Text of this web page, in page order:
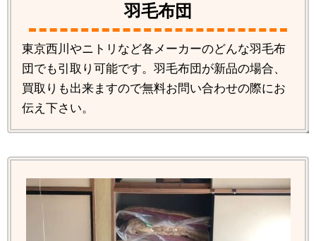
羽毛布団
東京西川やニトリなど各メーカーのどんな羽毛布
団でも引取り可能です。羽毛布団が新品の場合、
買取りも出来ますので無料お問い合わせの際にお
伝え下さい。